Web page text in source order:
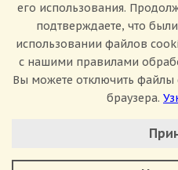
его использования.
подтверждаете, что
использовании файлов
с нашими правилами
Вы можете отключить файлы
браузера.